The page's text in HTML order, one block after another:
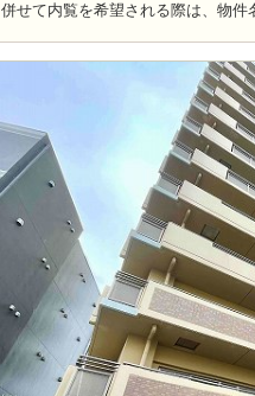
併せて内覧を希望される際は、物件